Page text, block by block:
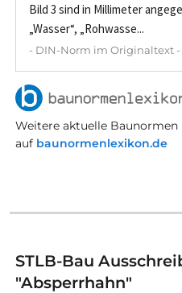
Bild 3 sind in Millimeter
„Wasser“, „Rohwasse...
- DIN-Norm im Originaltext -
Weitere aktuelle
auf baunormenlexikon.de
STLB-Bau
"Absperrhahn"